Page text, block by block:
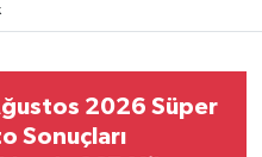
2026 Süper
Sonuçları